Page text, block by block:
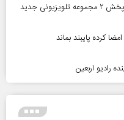
هنرمند منحصر‌به‌فردی را از دست دادیم/ پخش ۲ مجموعه تلویزیونی جدید
کرده پایبند بماند
رادیو اربعین